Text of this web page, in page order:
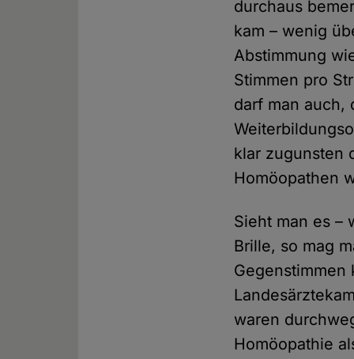
durchaus
kam – wenig
Abstimmung
Stimmen pro
darf man auch,
klar zugunsten
Homöopathen
Sieht man es –
Brille, so mag
waren
Homöopathie